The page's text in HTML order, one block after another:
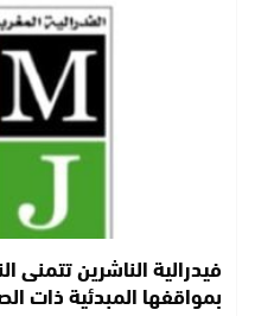
فيدرالية الناشرين تتمنى
بمواقفها المبدئية ذات